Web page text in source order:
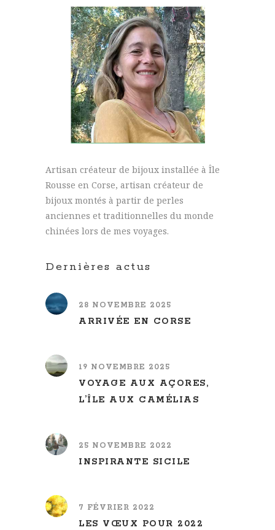
Artisan créateur de bijoux installée à Île
Rousse en Corse, artisan créateur de
bijoux montés à partir de perles
anciennes et traditionnelles du monde
chinées lors de mes voyages.
Dernières actus
28 NOVEMBRE 2025
ARRIVÉE EN CORSE
19 NOVEMBRE 2025
VOYAGE AUX AÇORES,
L’ÎLE AUX CAMÉLIAS
25 NOVEMBRE 2022
INSPIRANTE SICILE
7 FÉVRIER 2022
LES VŒUX POUR 2022